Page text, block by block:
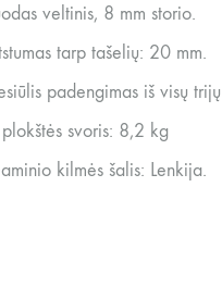
veltinis, 8 mm storio.
tarp tašelių: 20 mm.
padengimas iš visų
svoris: 8,2 kg
kilmės šalis: Lenkija.